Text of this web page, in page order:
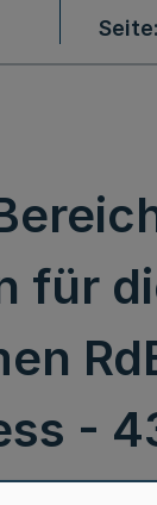
Seite
für
-